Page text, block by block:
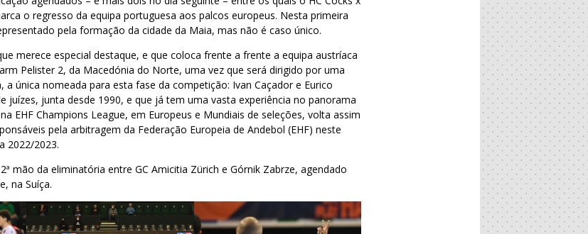
o regresso da equipa portuguesa aos palcos europeus. Nesta primeira
pela formação da cidade da Maia, mas não é caso único.
merece especial destaque, e que coloca frente a frente a equipa austríaca
Pelister 2, da Macedónia do Norte, uma vez que será dirigido por uma
a única nomeada para esta fase da competição: Ivan Caçador e Eurico
juízes, junta desde 1990, e que já tem uma vasta experiência no panorama
EHF Champions League, em Europeus e Mundiais de seleções, volta assim
pela arbitragem da Federação Europeia de Andebol (EHF) neste
2022/2023.
mão da eliminatória entre GC Amicitia Zürich e Górnik Zabrze, agendado
na Suíça.